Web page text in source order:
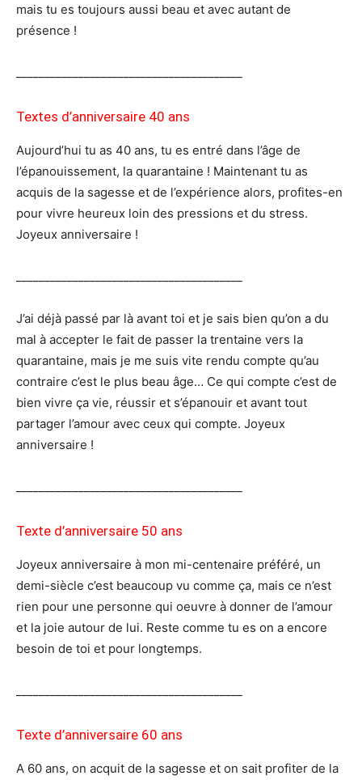
mais tu es toujours aussi beau et avec autant de
présence !
Textes d’anniversaire 40 ans
Aujourd’hui tu as 40 ans, tu es entré dans l’âge de
l’épanouissement, la quarantaine ! Maintenant tu as
acquis de la sagesse et de l’expérience alors, profites-en
pour vivre heureux loin des pressions et du stress.
Joyeux anniversaire !
J’ai déjà passé par là avant toi et je sais bien qu’on a du
mal à accepter le fait de passer la trentaine vers la
quarantaine, mais je me suis vite rendu compte qu’au
contraire c’est le plus beau âge… Ce qui compte c’est de
bien vivre ça vie, réussir et s’épanouir et avant tout
partager l’amour avec ceux qui compte. Joyeux
anniversaire !
Texte d’anniversaire 50 ans
Joyeux anniversaire à mon mi-centenaire préféré, un
demi-siècle c’est beaucoup vu comme ça, mais ce n’est
rien pour une personne qui oeuvre à donner de l’amour
et la joie autour de lui. Reste comme tu es on a encore
besoin de toi et pour longtemps.
Texte d’anniversaire 60 ans
A 60 ans, on acquit de la sagesse et on sait profiter de la